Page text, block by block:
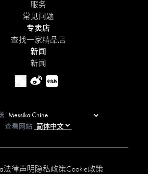
服务
常见问题
专卖店
查找一家精品店
新闻
新闻
法律声明 隐私政策Cookie政策
查看网站